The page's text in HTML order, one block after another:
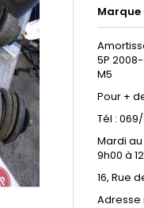
Marque
5P
M5
Pour +
Tél :
Mardi au
9h00 à
16, Rue
Adresse